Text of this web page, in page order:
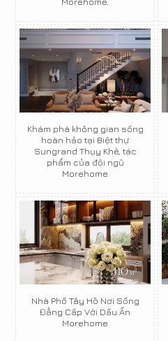
Khám phá không gian sống
hoàn hảo tại Biệt thự
Sungrand Thụy Khê, tác
phẩm của đội ngũ
Morehome
Nhà Phố Tây Hồ Nơi Sống
Đẳng Cấp Với Dấu Ấn
Morehome